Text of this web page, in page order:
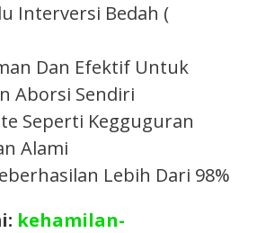
Interversi Bedah (
Dan Efektif Untuk
Aborsi Sendiri
Seperti Kegguguran
Alami
Lebih Dari 98%
kehamilan-